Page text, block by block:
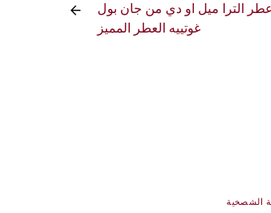
الترا ميل او دي من جان بول
غوتييه العطر المميز
الشصخية